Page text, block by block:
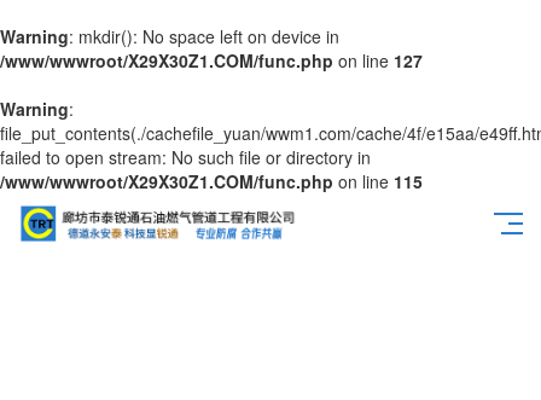
Warning: mkdir(): No space left on device in
/www/wwwroot/X29X30Z1.COM/func.php on line 127
Warning:
file_put_contents(./cachefile_yuan/wwm1.com/cache/4f/e15aa/
failed to open stream: No such file or directory in
/www/wwwroot/X29X30Z1.COM/func.php on line 115